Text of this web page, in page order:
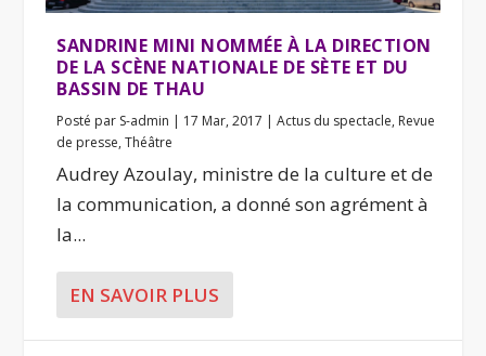
SANDRINE MINI NOMMÉE À LA DIRECTION
DE LA SCÈNE NATIONALE DE SÈTE ET DU
BASSIN DE THAU
Posté par S-admin | 17 Mar, 2017 |Actus du spectacle, Revue
de presse,Théâtre
Audrey Azoulay, ministre de la culture et de
la communication, a donné son agrément à
la...
EN SAVOIR PLUS